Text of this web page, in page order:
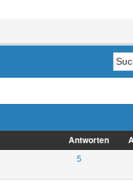
Antworten
5